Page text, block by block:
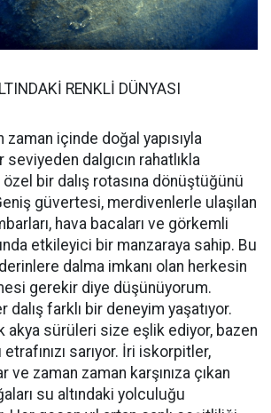
RENKLİ DÜNYASI
zaman içinde doğal yapısıyla
dalgıcın rahatlıkla
bir dalış rotasına dönüştüğünü
güvertesi, merdivenlerle ulaşılan
hava bacaları ve görkemli
etkileyici bir manzaraya sahip. Bu
dalma imkanı olan herkesin
gerekir diye düşünüyorum.
dalış farklı bir deneyim yaşatıyor.
akya sürüleri size eşlik ediyor, bazen
etrafınızı sarıyor. İri iskorpitler,
ve zaman zaman karşınıza çıkan
su altındaki yolculuğu